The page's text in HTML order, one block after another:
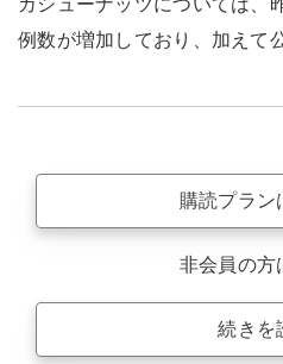
カシューナッツについては、
例数が増加しており、加えて
購読プラン
非会員の方
続きを